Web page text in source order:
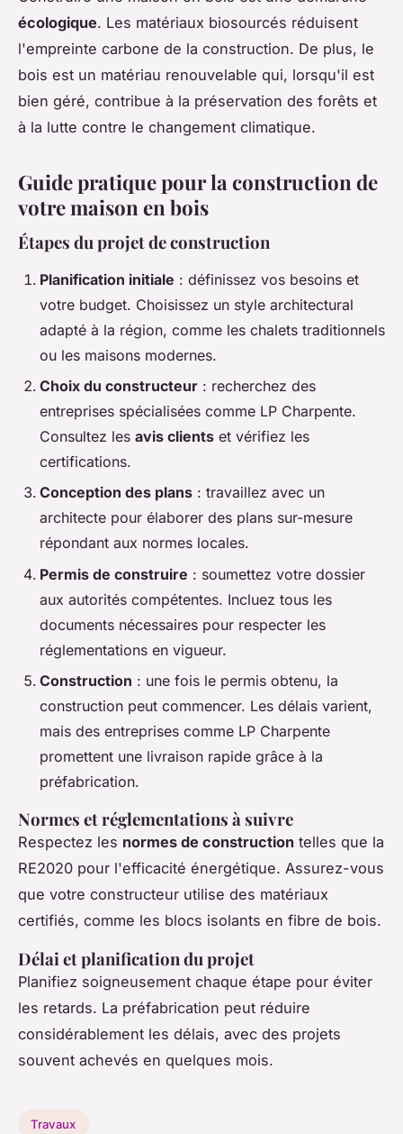
écologique. Les matériaux biosourcés réduisent
l'empreinte carbone de la construction. De plus, le
bois est un matériau renouvelable qui, lorsqu'il est
bien géré, contribue à la préservation des forêts et
à la lutte contre le changement climatique.
Guide pratique pour la construction de
votre maison en bois
Étapes du projet de construction
Planification initiale : définissez vos besoins et
votre budget. Choisissez un style architectural
adapté à la région, comme les chalets traditionnels
ou les maisons modernes.
Choix du constructeur : recherchez des
entreprises spécialisées comme LP Charpente.
Consultez les avis clients et vérifiez les
certifications.
Conception des plans : travaillez avec un
architecte pour élaborer des plans sur-mesure
répondant aux normes locales.
Permis de construire : soumettez votre dossier
aux autorités compétentes. Incluez tous les
documents nécessaires pour respecter les
réglementations en vigueur.
Construction : une fois le permis obtenu, la
construction peut commencer. Les délais varient,
mais des entreprises comme LP Charpente
promettent une livraison rapide grâce à la
préfabrication.
Normes et réglementations à suivre
Respectez les normes de construction telles que la
RE2020 pour l'efficacité énergétique. Assurez-vous
que votre constructeur utilise des matériaux
certifiés, comme les blocs isolants en fibre de bois.
Délai et planification du projet
Planifiez soigneusement chaque étape pour éviter
les retards. La préfabrication peut réduire
considérablement les délais, avec des projets
souvent achevés en quelques mois.
Travaux